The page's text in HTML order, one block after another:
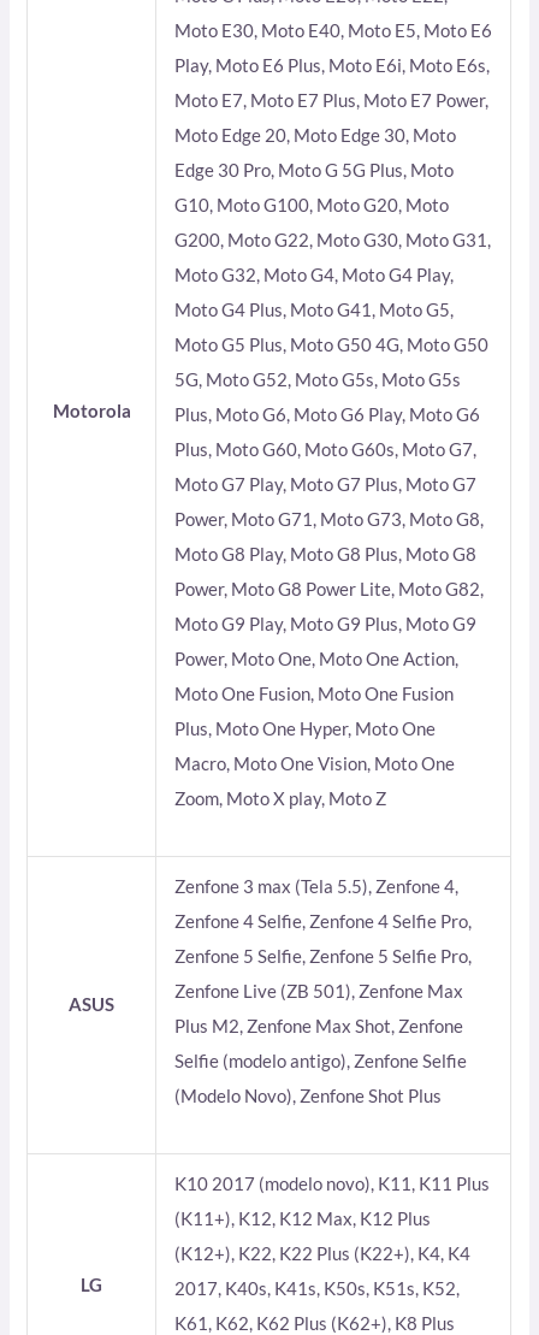
Motorola
Moto E30, Moto E40, Moto E5, Moto E6
Play, Moto E6 Plus, Moto E6i, Moto E6s,
Moto E7, Moto E7 Plus, Moto E7 Power,
Moto Edge 20, Moto Edge 30, Moto
Edge 30 Pro, Moto G 5G Plus, Moto
G10, Moto G100, Moto G20, Moto
G200, Moto G22, Moto G30, Moto G31,
Moto G32, Moto G4, Moto G4 Play,
Moto G4 Plus, Moto G41, Moto G5,
Moto G5 Plus, Moto G50 4G, Moto G50
5G, Moto G52, Moto G5s, Moto G5s
Plus, Moto G6, Moto G6 Play, Moto G6
Plus, Moto G60, Moto G60s, Moto G7,
Moto G7 Play, Moto G7 Plus, Moto G7
Power, Moto G71, Moto G73, Moto G8,
Moto G8 Play, Moto G8 Plus, Moto G8
Power, Moto G8 Power Lite, Moto G82,
Moto G9 Play, Moto G9 Plus, Moto G9
Power, Moto One, Moto One Action,
Moto One Fusion, Moto One Fusion
Plus, Moto One Hyper, Moto One
Macro, Moto One Vision, Moto One
Zoom, Moto X play, Moto Z
ASUS
Zenfone 3 max (Tela 5.5), Zenfone 4,
Zenfone 4 Selfie, Zenfone 4 Selfie Pro,
Zenfone 5 Selfie, Zenfone 5 Selfie Pro,
Zenfone Live (ZB 501), Zenfone Max
Plus M2, Zenfone Max Shot, Zenfone
Selfie (modelo antigo), Zenfone Selfie
(Modelo Novo), Zenfone Shot Plus
LG
K10 2017 (modelo novo), K11, K11 Plus
(K11+), K12, K12 Max, K12 Plus
(K12+), K22, K22 Plus (K22+), K4, K4
2017, K40s, K41s, K50s, K51s, K52,
K61, K62, K62 Plus (K62+), K8 Plus